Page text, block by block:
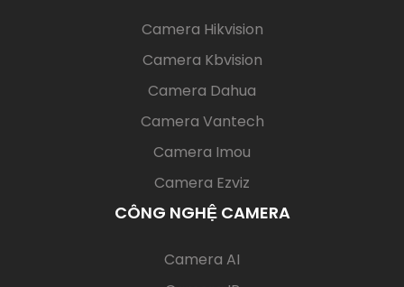
Camera Hikvision(current)
Camera Kbvision
Camera Dahua
Camera Vantech
Camera Imou
Camera Ezviz
CÔNG NGHỆ CAMERA
Camera AI